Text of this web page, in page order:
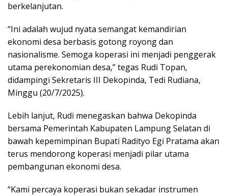
berkelanjutan.
“Ini adalah wujud nyata semangat kemandirian
ekonomi desa berbasis gotong royong dan
nasionalisme. Semoga koperasi ini menjadi penggerak
utama perekonomian desa,” tegas Rudi Topan,
didampingi Sekretaris III Dekopinda, Tedi Rudiana,
Minggu (20/7/2025).
Lebih lanjut, Rudi menegaskan bahwa Dekopinda
bersama Pemerintah Kabupaten Lampung Selatan di
bawah kepemimpinan Bupati Radityo Egi Pratama akan
terus mendorong koperasi menjadi pilar utama
pembangunan ekonomi desa.
“Kami percaya koperasi bukan sekadar instrumen